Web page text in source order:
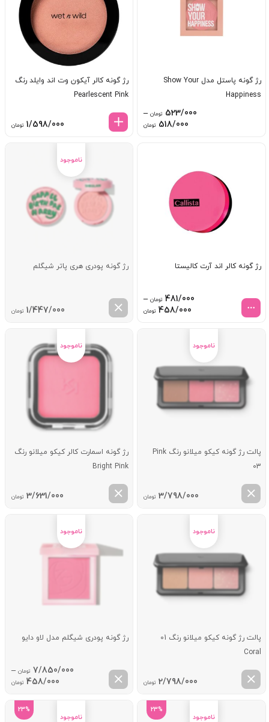
رژ گونه پاستل مدل Show Your
Happiness
523/000 تومان –
518/000 تومانPrice
range:
رژ گونه کالر آیکون وت اند وایلد رنگ
Pearlescent Pink
1/598/000 تومان
رژ گونه کالر اند آرت کالیستا
481/000 تومان –
458/000 تومانPrice
range:
رژ گونه پودری هری پاتر شیگلم
1/447/000 تومان
پالت رژ گونه کیکو میلانو رنگ Pink
03
3/798/000 تومان
رژ گونه اسمارت کالر کیکو میلانو رنگ
Bright Pink
3/631/000 تومان
پالت رژ گونه کیکو میلانو رنگ 01
Coral
2/798/000 تومان
رژ گونه پودری شیگلم مدل لاو دایو
7/850/000 تومان –
458/000 تومان
23%
23%